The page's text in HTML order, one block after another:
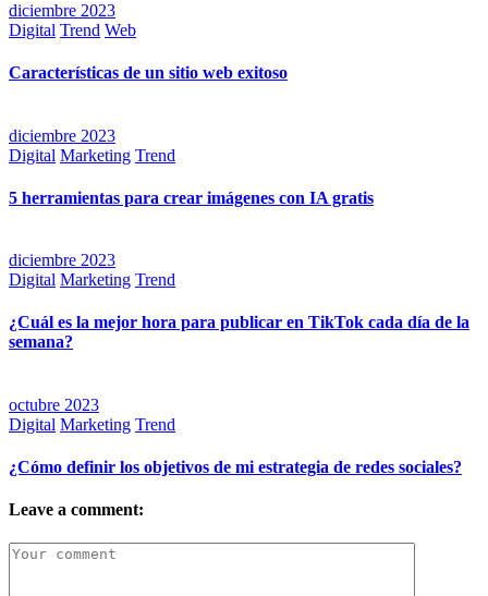
diciembre 2023
Digital Trend Web
Características de un sitio web exitoso
diciembre 2023
Digital Marketing Trend
5 herramientas para crear imágenes con IA gratis
diciembre 2023
Digital Marketing Trend
¿Cuál es la mejor hora para publicar en TikTok cada día de la
semana?
octubre 2023
Digital Marketing Trend
¿Cómo definir los objetivos de mi estrategia de redes sociales?
Leave a comment: